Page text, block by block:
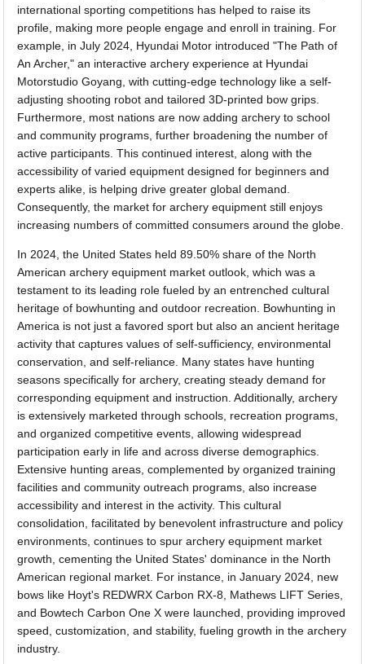
international sporting competitions has helped to raise its
profile, making more people engage and enroll in training. For
example, in July 2024, Hyundai Motor introduced "The Path of
An Archer," an interactive archery experience at Hyundai
Motorstudio Goyang, with cutting-edge technology like a self-
adjusting shooting robot and tailored 3D-printed bow grips.
Furthermore, most nations are now adding archery to school
and community programs, further broadening the number of
active participants. This continued interest, along with the
accessibility of varied equipment designed for beginners and
experts alike, is helping drive greater global demand.
Consequently, the market for archery equipment still enjoys
increasing numbers of committed consumers around the globe.
In 2024, the United States held 89.50% share of the North
American archery equipment market outlook, which was a
testament to its leading role fueled by an entrenched cultural
heritage of bowhunting and outdoor recreation. Bowhunting in
America is not just a favored sport but also an ancient heritage
activity that captures values of self-sufficiency, environmental
conservation, and self-reliance. Many states have hunting
seasons specifically for archery, creating steady demand for
corresponding equipment and instruction. Additionally, archery
is extensively marketed through schools, recreation programs,
and organized competitive events, allowing widespread
participation early in life and across diverse demographics.
Extensive hunting areas, complemented by organized training
facilities and community outreach programs, also increase
accessibility and interest in the activity. This cultural
consolidation, facilitated by benevolent infrastructure and policy
environments, continues to spur archery equipment market
growth, cementing the United States' dominance in the North
American regional market. For instance, in January 2024, new
bows like Hoyt's REDWRX Carbon RX-8, Mathews LIFT Series,
and Bowtech Carbon One X were launched, providing improved
speed, customization, and stability, fueling growth in the archery
industry.